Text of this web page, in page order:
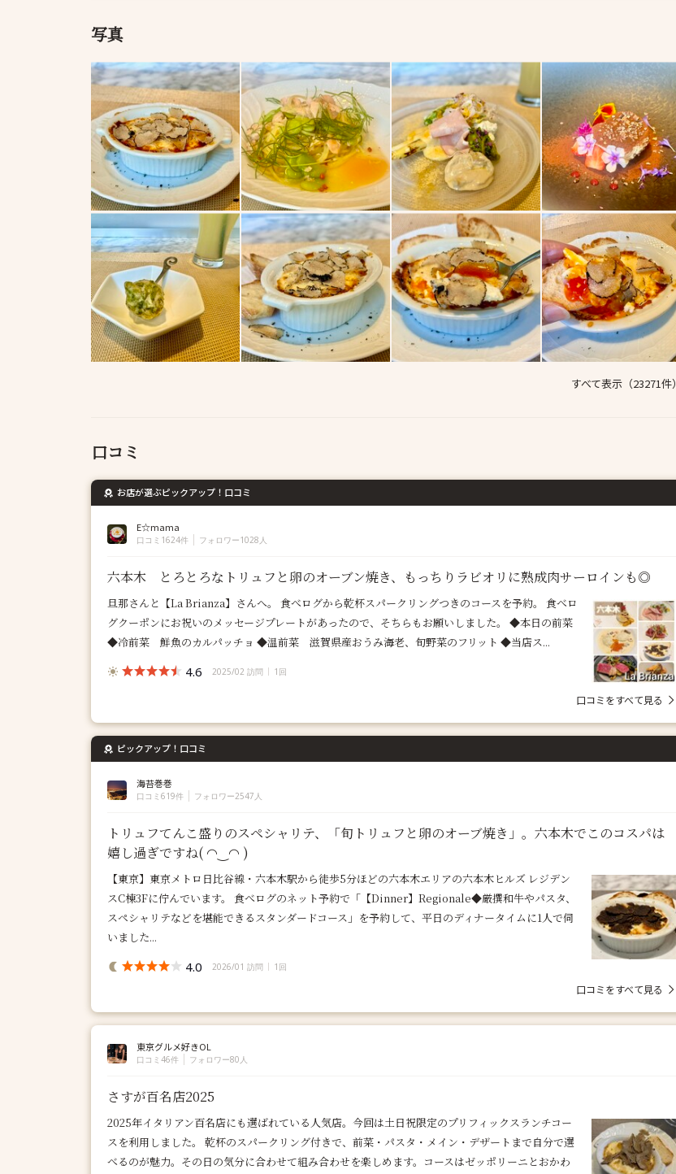
写真
すべて表示（23271件）
口コミ
お店が選ぶピックアップ！口コミ
E☆mama
口コミ1624件 フォロワー1028人
六本木 とろとろなトリュフと卵のオーブン焼き、もっちりラビオリに熟成肉サーロインも◎
旦那さんと【La Brianza】さんへ。 食べログから乾杯スパークリングつきのコースを予約。 食べロ
グクーポンにお祝いのメッセージプレートがあったので、そちらもお願いしました。 ◆本日の前菜
◆冷前菜 鮮魚のカルパッチョ ◆温前菜 滋賀県産おうみ海老、旬野菜のフリット ◆当店ス...
4.6 2025/02 訪問 1回
口コミをすべて見る
ピックアップ！口コミ
海苔巻巻
口コミ619件 フォロワー2547人
トリュフてんこ盛りのスペシャリテ、「旬トリュフと卵のオーブ焼き」。六本木でこのコスパは
嬉し過ぎですね( ◠‿◠ )
【東京】東京メトロ日比谷線・六本木駅から徒歩5分ほどの六本木エリアの六本木ヒルズ レジデン
スC棟3Fに佇んでいます。 食べログのネット予約で「【Dinner】Regionale◆厳撰和牛やパスタ、
スペシャリテなどを堪能できるスタンダードコース」を予約して、平日のディナータイムに1人で伺
いました...
4.0 2026/01 訪問 1回
口コミをすべて見る
東京グルメ好きOL
口コミ46件 フォロワー80人
さすが百名店2025
2025年イタリアン百名店にも選ばれている人気店。今回は土日祝限定のプリフィックスランチコー
スを利用しました。 乾杯のスパークリング付きで、前菜・パスタ・メイン・デザートまで自分で選
べるのが魅力。その日の気分に合わせて組み合わせを楽しめます。コースはゼッポリーニとおかわ